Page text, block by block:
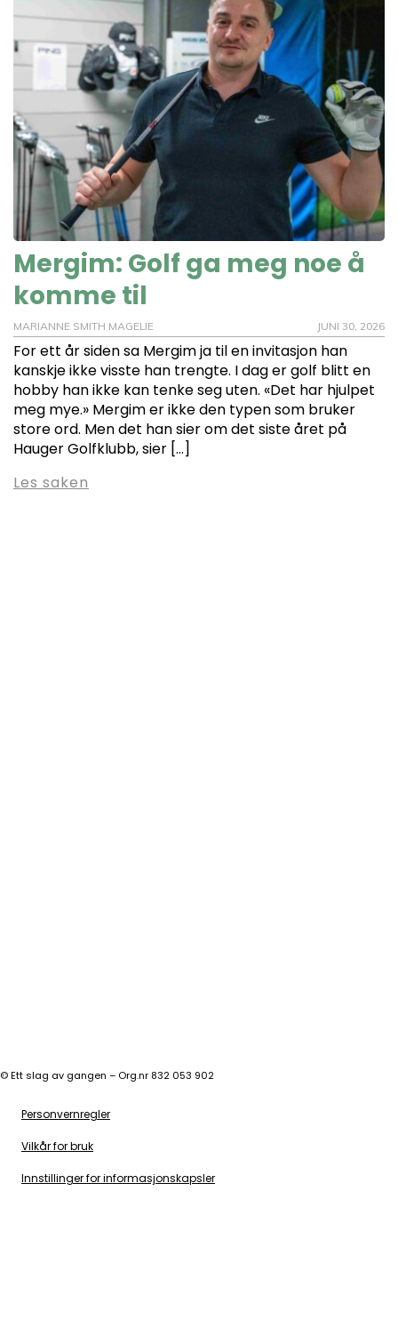
Mergim: Golf ga meg noe å
komme til
MARIANNE SMITH MAGELIE JUNI 30, 2026
For ett år siden sa Mergim ja til en invitasjon han
kanskje ikke visste han trengte. I dag er golf blitt en
hobby han ikke kan tenke seg uten. «Det har hjulpet
meg mye.» Mergim er ikke den typen som bruker
store ord. Men det han sier om det siste året på
Hauger Golfklubb, sier […]
Les saken
©Ett slag av gangen – Org.nr 832 053 902
Personvernregler
Vilkår for bruk
Innstillinger for informasjonskapsler